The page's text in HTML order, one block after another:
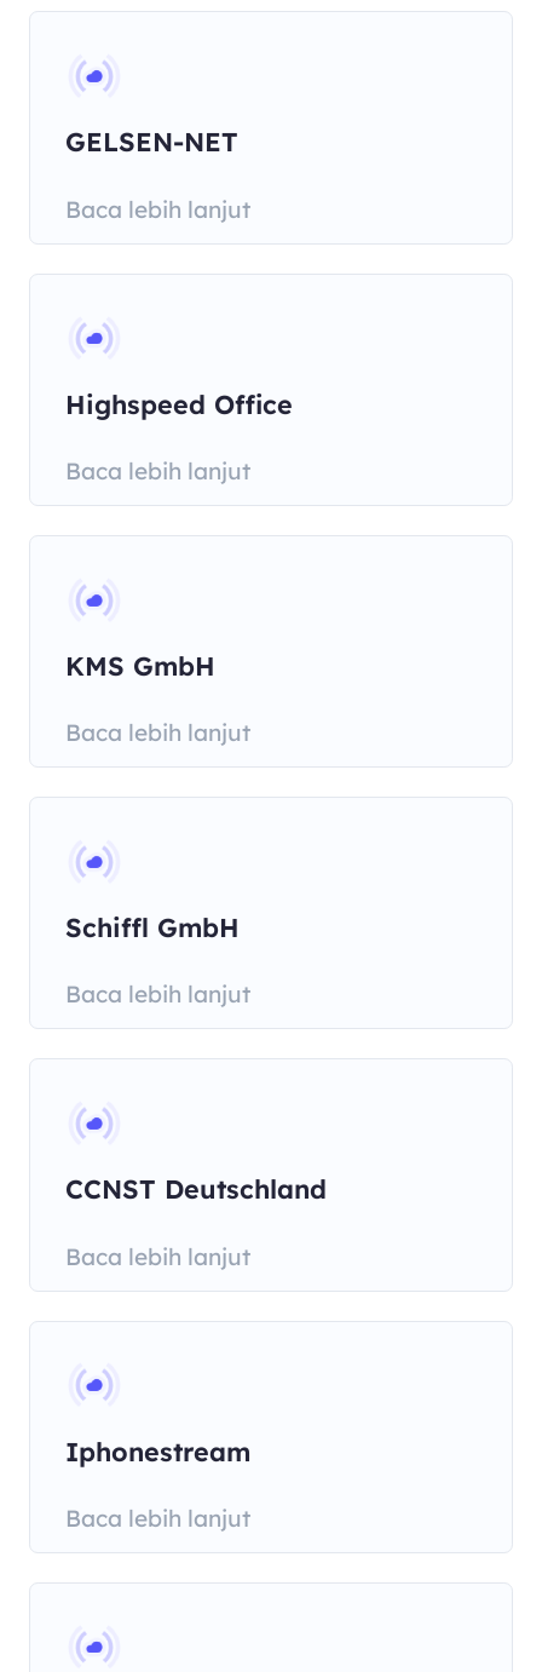
GELSEN-NET
Baca lebih lanjut
Highspeed Office
Baca lebih lanjut
KMS GmbH
Baca lebih lanjut
Schiffl GmbH
Baca lebih lanjut
CCNST Deutschland
Baca lebih lanjut
Iphonestream
Baca lebih lanjut